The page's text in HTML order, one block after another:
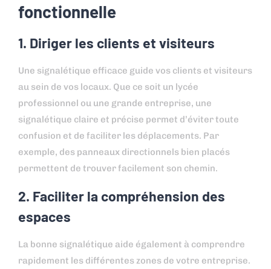
fonctionnelle
1. Diriger les clients et visiteurs
Une signalétique efficace guide vos clients et visiteurs
au sein de vos locaux. Que ce soit un lycée
professionnel ou une grande entreprise, une
signalétique claire et précise permet d’éviter toute
confusion et de faciliter les déplacements. Par
exemple, des panneaux directionnels bien placés
permettent de trouver facilement son chemin.
2. Faciliter la compréhension des
espaces
La bonne signalétique aide également à comprendre
rapidement les différentes zones de votre entreprise.